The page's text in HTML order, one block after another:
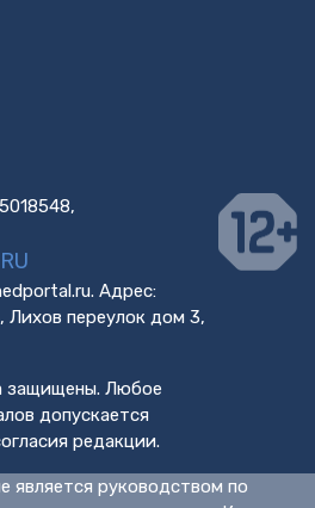
Адрес:
Лихов переулок дом 3,
защищены. Любое
допускается
редакции.
является руководством по